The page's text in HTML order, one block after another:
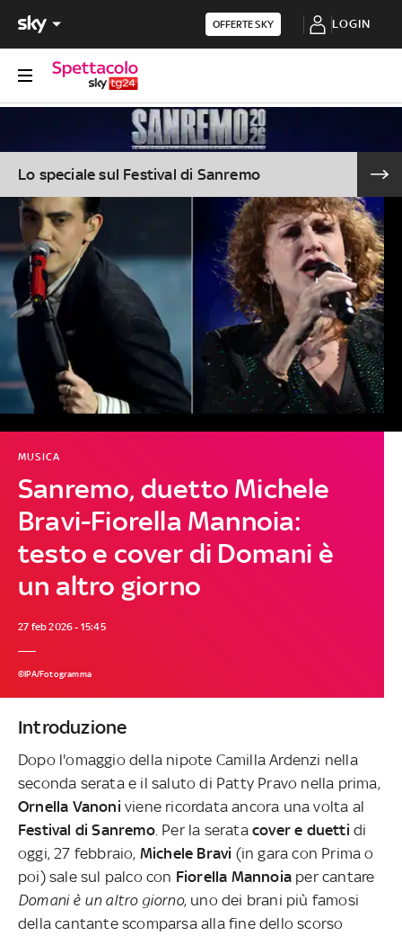
OFFERTE SKY LOGIN
Lo speciale sul Festival di Sanremo
Sanremo, duetto Michele
Bravi-Fiorella Mannoia:
testo e cover di Domani è
un altro giorno
MUSICA
27 feb 2026 - 15:45
©IPA/Fotogramma
Introduzione
Dopo l'omaggio della nipote Camilla Ardenzi nella
seconda serata e il saluto di Patty Pravo nella prima,
Ornella Vanoni viene ricordata ancora una volta al
Festival di Sanremo. Per la seratacover e duetti di
oggi, 27 febbraio, Michele Bravi (in gara con Prima o
poi) sale sul palco con Fiorella Mannoia per cantare
Domani è un altro giorno, uno dei brani più famosi
della cantante scomparsa alla fine dello scorso